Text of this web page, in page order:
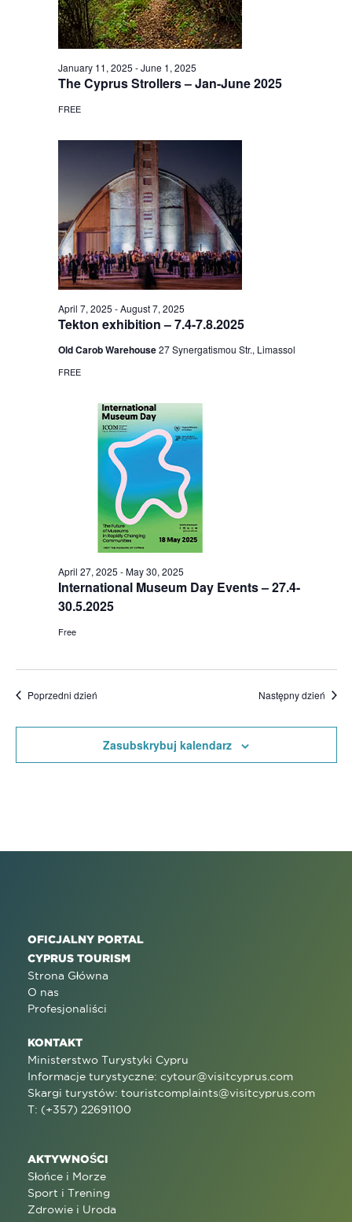
The Cyprus Strollers – Jan-June 2025
January 11, 2025 -June 1, 2025
FREE
Tekton exhibition – 7.4-7.8.2025
April 7, 2025 -August 7, 2025
Old Carob Warehouse27 Synergatismou Str., Limassol
FREE
International Museum Day Events – 27.4-
30.5.2025
April 27, 2025 -May 30, 2025
Free
Poprzedni dzień Następny dzień
Zasubskrybuj kalendarz
OFICJALNY PORTAL
CYPRUS TOURISM
Strona Główna
O nas
Profesjonaliści
KONTAKT
Ministerstwo Turystyki Cypru
Informacje turystyczne: cytour@visitcyprus.com
Skargi turystów: touristcomplaints@visitcyprus.com
T: (+357) 22691100
AKTYWNOŚCI
Słońce i Morze
Sport i Trening
Zdrowie i Uroda